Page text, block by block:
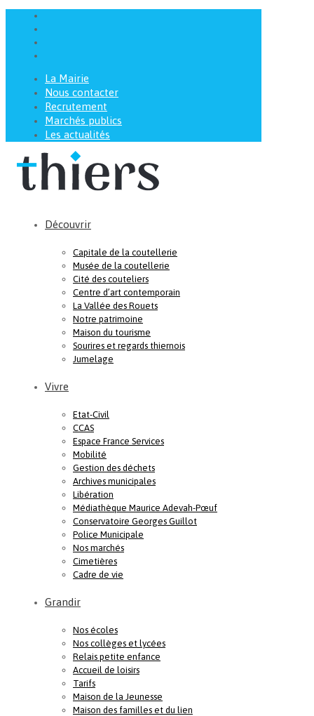
La Mairie
Nous contacter
Recrutement
Marchés publics
Les actualités
Découvrir
Capitale de la coutellerie
Musée de la coutellerie
Cité des couteliers
Centre d’art contemporain
La Vallée des Rouets
Notre patrimoine
Maison du tourisme
Sourires et regards thiernois
Jumelage
Vivre
Etat-Civil
CCAS
Espace France Services
Mobilité
Gestion des déchets
Archives municipales
Libération
Médiathèque Maurice Adevah-Pœuf
Conservatoire Georges Guillot
Police Municipale
Nos marchés
Cimetières
Cadre de vie
Grandir
Nos écoles
Nos collèges et lycées
Relais petite enfance
Accueil de loisirs
Tarifs
Maison de la Jeunesse
Maison des familles et du lien